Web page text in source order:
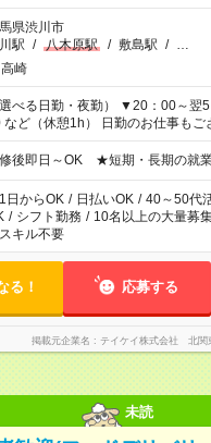
県渋川市
駅 / 八木原駅 / 敷島駅 / …
高崎
選べる日勤・夜勤） ▼20：00～翌
憩1h） 日勤のお仕事もございます！お気軽にご相談
さい！
後即日～OK ★短期・長期の就
日からOK / 日払いOK / 40～50代
/ シフト勤務 / 10名以上の大量募
キル不要
る！ 応募する
掲載元企業名 テイケイ株式会社 北関
未読